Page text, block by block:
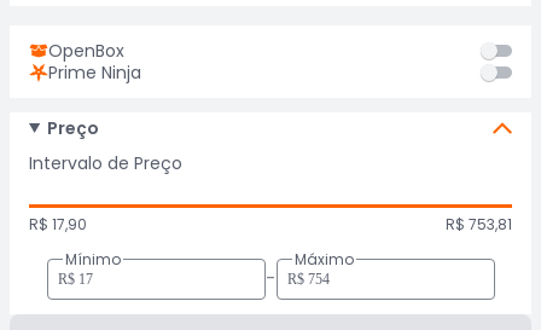
OpenBox
Prime Ninja
Preço
Intervalo de Preço
R$ 17,90
R$ 753,81
Mínimo
-
Máximo